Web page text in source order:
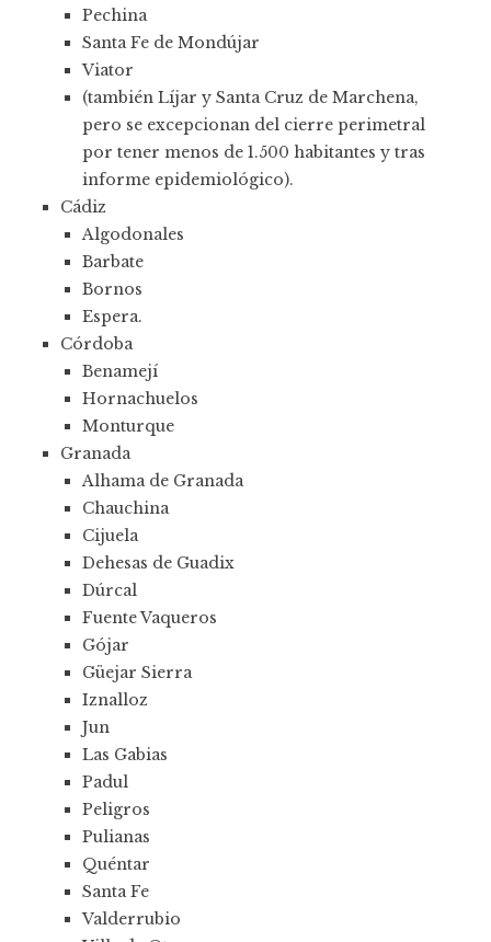
Pechina
Santa Fe de Mondújar
Viator
(también Líjar y Santa Cruz de Marchena,
pero se excepcionan del cierre perimetral
por tener menos de 1.500 habitantes y tras
informe epidemiológico).
Cádiz
Algodonales
Barbate
Bornos
Espera.
Córdoba
Benamejí
Hornachuelos
Monturque
Granada
Alhama de Granada
Chauchina
Cijuela
Dehesas de Guadix
Dúrcal
Fuente Vaqueros
Gójar
Güejar Sierra
Iznalloz
Jun
Las Gabias
Padul
Peligros
Pulianas
Quéntar
Santa Fe
Valderrubio